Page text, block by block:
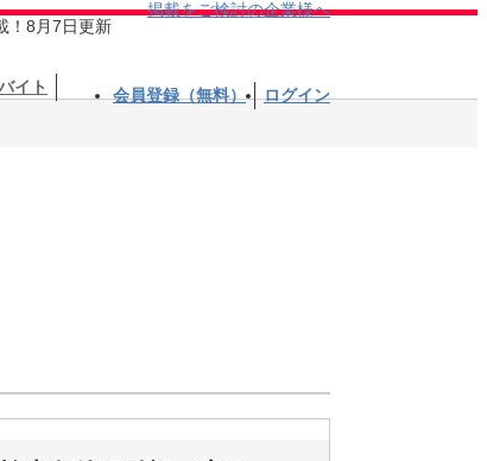
！8月7日更新
掲載をご検討の企業様へ
イト 会員登録（無料） ログイン